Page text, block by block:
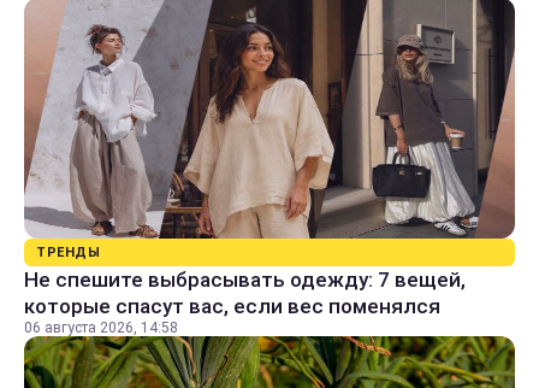
ТРЕНДЫ
Не спешите выбрасывать одежду: 7 вещей,
которые спасут вас, если вес поменялся
06 августа 2026, 14:58